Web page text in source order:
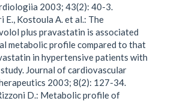
2003; 43(2): 40-3.
E., Kostoula A. et al.: The
plus pravastatin is associated
metabolic profile compared to that
in hypertensive patients with
Journal of cardiovascular
2003; 8(2): 127-34.
D.: Metabolic profile of